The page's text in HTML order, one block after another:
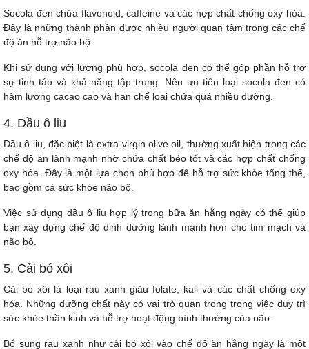
Socola đen chứa flavonoid, caffeine và các hợp chất chống oxy hóa.
Đây là những thành phần được nhiều người quan tâm trong các chế
độ ăn hỗ trợ não bộ.
Khi sử dụng với lượng phù hợp, socola đen có thể góp phần hỗ trợ
sự tỉnh táo và khả năng tập trung. Nên ưu tiên loại socola đen có
hàm lượng cacao cao và hạn chế loại chứa quá nhiều đường.
4. Dầu ô liu
Dầu ô liu, đặc biệt là extra virgin olive oil, thường xuất hiện trong các
chế độ ăn lành mạnh nhờ chứa chất béo tốt và các hợp chất chống
oxy hóa. Đây là một lựa chọn phù hợp để hỗ trợ sức khỏe tổng thể,
bao gồm cả sức khỏe não bộ.
Việc sử dụng dầu ô liu hợp lý trong bữa ăn hằng ngày có thể giúp
bạn xây dựng chế độ dinh dưỡng lành mạnh hơn cho tim mạch và
não bộ.
5. Cải bó xôi
Cải bó xôi là loại rau xanh giàu folate, kali và các chất chống oxy
hóa. Những dưỡng chất này có vai trò quan trọng trong việc duy trì
sức khỏe thần kinh và hỗ trợ hoạt động bình thường của não.
Bổ sung rau xanh như cải bó xôi vào chế độ ăn hằng ngày là một